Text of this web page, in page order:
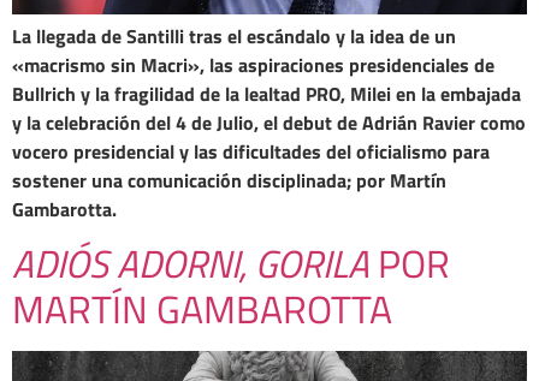
La llegada de Santilli tras el escándalo y la idea de un
«macrismo sin Macri», las aspiraciones presidenciales de
Bullrich y la fragilidad de la lealtad PRO, Milei en la embajada
y la celebración del 4 de Julio, el debut de Adrián Ravier como
vocero presidencial y las dificultades del oficialismo para
sostener una comunicación disciplinada; por Martín
Gambarotta.
ADIÓS ADORNI, GORILA POR
MARTÍN GAMBAROTTA